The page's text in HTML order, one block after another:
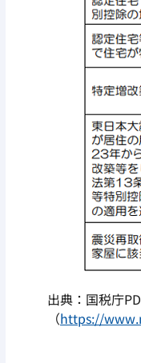
出典：国税庁
（https://